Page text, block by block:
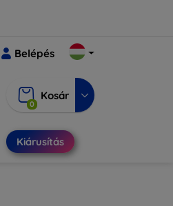
Belépés
0
Kosár
Kiárusítás